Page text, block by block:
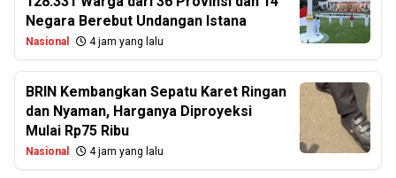
Negara Berebut Undangan Istana
Nasional 4 jam yang lalu
BRIN Kembangkan Sepatu Karet Ringan
dan Nyaman, Harganya Diproyeksi
Mulai Rp75 Ribu
Nasional 4 jam yang lalu